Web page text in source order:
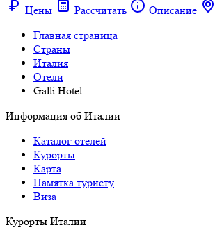
Цены
Рассчитать Описание
Главная страница
Cтраны
Италия
Отели
Galli Hotel
Информация об Италии
Каталог отелей
Курорты
Карта
Памятка туристу
Виза
Курорты Италии